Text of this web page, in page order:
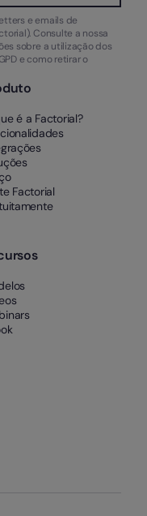
e emails de
Consulte a nossa
sobre a utilização dos
e como retirar o
é a Factorial?
Factorial